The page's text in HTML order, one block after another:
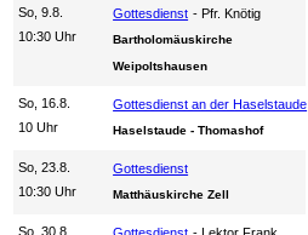
So, 9.8.
10:30 Uhr
Gottesdienst Pfr. Knötig
Bartholomäuskirche
Weipoltshausen
So, 16.8.
10 Uhr
Gottesdienst an der Haselstaude
Haselstaude - Thomashof
So, 23.8.
10:30 Uhr
Gottesdienst
Matthäuskirche Zell
So, 30.8. Gottesdienst Lektor Frank